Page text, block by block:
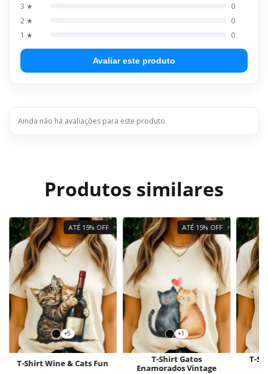
3 ★
0
2 ★
0
1 ★
0
Avaliar este produto
Ainda não há avaliações para este produto.
Produtos similares
ATÉ 15% OFF
+5
T-Shirt Wine & Cats Fun
ATÉ 15% OFF
+1
T-Shirt Gatos
Enamorados Vintage
T-